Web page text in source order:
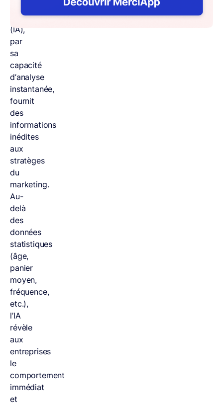
artificielle
(IA),
par
sa
capacité
d’analyse
instantanée,
fournit
des
informations
inédites
aux
stratèges
du
marketing.
Au-
delà
des
données
statistiques
(âge,
panier
moyen,
fréquence,
etc.),
l’IA
révèle
aux
entreprises
le
comportement
immédiat
et